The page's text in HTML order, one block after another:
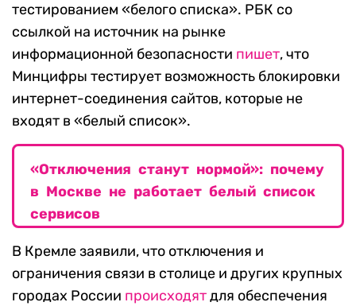
тестированием «белого списка». РБК со
ссылкой на источник на рынке
информационной безопасности пишет, что
Минцифры тестирует возможность блокировки
интернет-соединения сайтов, которые не
входят в «белый список».
«Отключения станут нормой»: почему
в Москве не работает белый список
сервисов
В Кремле заявили, что отключения и
ограничения связи в столице и других крупных
городах России происходятдля обеспечения